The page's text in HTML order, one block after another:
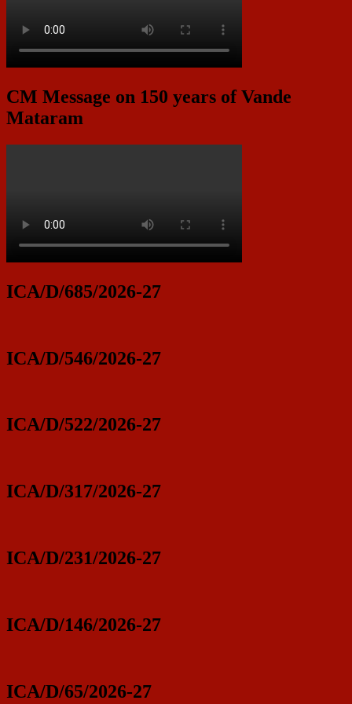
CM Message on 150 years of Vande
Mataram
ICA/D/685/2026-27
ICA/D/546/2026-27
ICA/D/522/2026-27
ICA/D/317/2026-27
ICA/D/231/2026-27
ICA/D/146/2026-27
ICA/D/65/2026-27